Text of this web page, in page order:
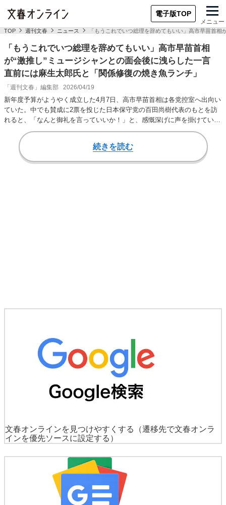
電子版TOP
メニュー
TOP 週刊文春 ニュース 「もうこれでいつ総理を辞めてもいい」高市早苗首
「もうこれでいつ総理を辞めてもいい」高市早苗首相
が“激推し”ミュージシャンとの面会後に洩らした一言
直前には麻生太郎氏と「関係修復の焼き魚ランチ」
「週刊文春」編集部 2026/04/19
新年度予算がようやく成立した4月7日、高市早苗首相は各党控室へ出向い
ていた。中でも賛成に2票を投じた日本保守党の百田尚樹代表のもとを訪
れると、「なんと御礼を言っていいか！」と、感慨深げに声を掛けていた
という。「本会…
続きを読む
文春オンラインを見つけやすくする
（遷移先で文春オンラ
インを優先ソースに設定する）